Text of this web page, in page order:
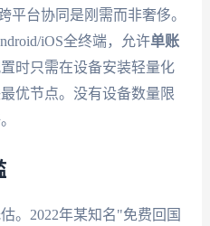
平台协同是刚需而非奢侈。
iOS全终端，允许单账
时只需在设备安装轻量化
优节点。没有设备数量限
。2022年某知名"免费回国